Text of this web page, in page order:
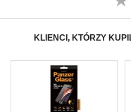
KLIENCI, KTÓRZY